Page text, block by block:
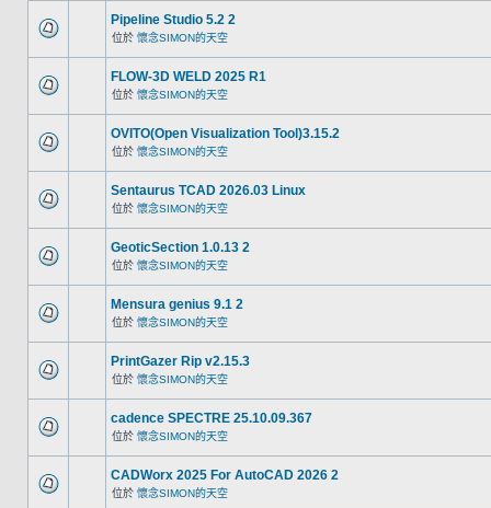
Pipeline Studio 5.2 2
位於 懷念SIMON的天空
FLOW-3D WELD 2025 R1
位於 懷念SIMON的天空
OVITO(Open Visualization Tool)3.15.2
位於 懷念SIMON的天空
Sentaurus TCAD 2026.03 Linux
位於 懷念SIMON的天空
GeoticSection 1.0.13 2
位於 懷念SIMON的天空
Mensura genius 9.1 2
位於 懷念SIMON的天空
PrintGazer Rip v2.15.3
位於 懷念SIMON的天空
cadence SPECTRE 25.10.09.367
位於 懷念SIMON的天空
CADWorx 2025 For AutoCAD 2026 2
位於 懷念SIMON的天空